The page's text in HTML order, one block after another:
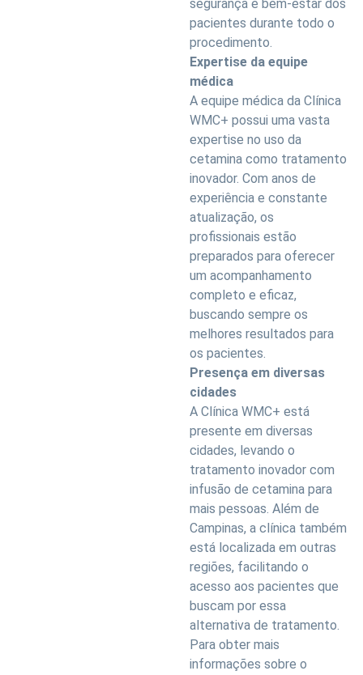
segurança e bem-estar dos
pacientes durante todo o
procedimento.
Expertise da equipe
médica
A equipe médica da Clínica
WMC+ possui uma vasta
expertise no uso da
cetamina como tratamento
inovador. Com anos de
experiência e constante
atualização, os
profissionais estão
preparados para oferecer
um acompanhamento
completo e eficaz,
buscando sempre os
melhores resultados para
os pacientes.
Presença em diversas
cidades
A Clínica WMC+ está
presente em diversas
cidades, levando o
tratamento inovador com
infusão de cetamina para
mais pessoas. Além de
Campinas, a clínica também
está localizada em outras
regiões, facilitando o
acesso aos pacientes que
buscam por essa
alternativa de tratamento.
Para obter mais
informações sobre o